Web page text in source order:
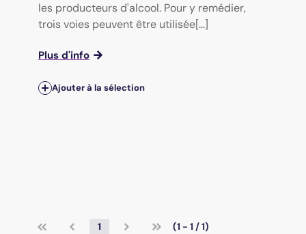
les producteurs d'alcool. Pour y remédier,
trois voies peuvent être utilisée[...]
Plus d'info
Ajouter à la sélection
1
(1 - 1 / 1)